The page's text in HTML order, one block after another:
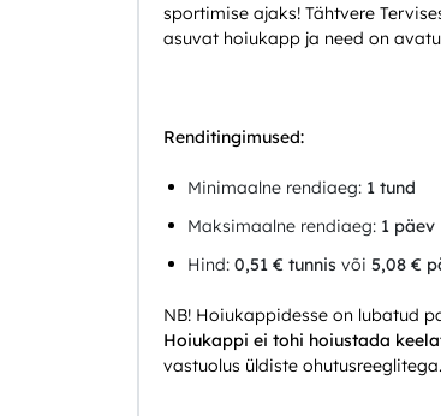
sportimise ajaks! Tähtvere
asuvat hoiukapp ja need on
Renditingimused:
Minimaalne rendiaeg: 1 tund
Maksimaalne rendiaeg: 1 päev
Hind: 0,51 € tunnis või 5,08 €
NB! Hoiukappidesse on lubatud
Hoiukappi ei tohi hoiustada
vastuolus üldiste ohutusreeglitega.